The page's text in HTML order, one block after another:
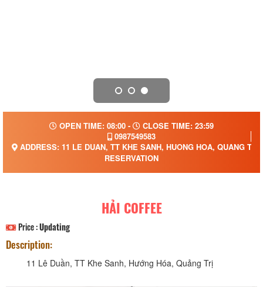
OPEN TIME: 08:00 -
CLOSE TIME: 23:59
0987549583
ADDRESS: 11 LE DUAN, TT KHE SANH, HUONG HOA, QUANG TRI,
RESERVATION
HẢI COFFEE
Price :Updating
Description:
11 Lê Duần, TT Khe Sanh, Hướng Hóa, Quảng Trị